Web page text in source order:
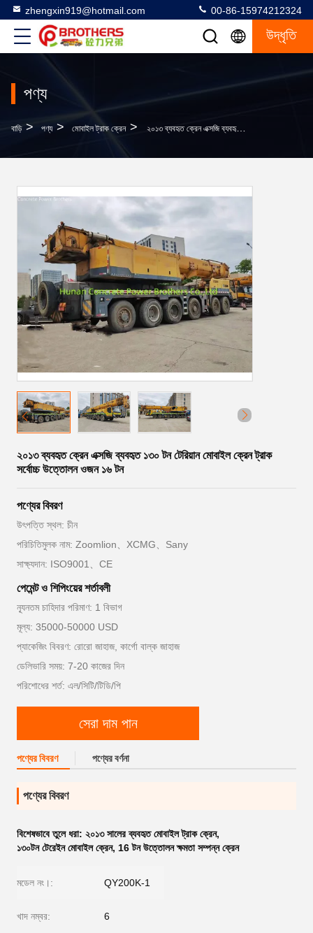
zhengxin919@hotmail.com 00-86-15974212324
উদ্ধৃতি
পণ্য
বাড়ি > পণ্য > মোবাইল ট্রাক ক্রেন > ২০১৩ ব্যবহৃত ক্রেন এক্সজি ব্যবহৃত ১৩০ টন টেরিয়ান মোবাইল ক্রেন ট্রাক সর্বোচ্চ উত্তোলন ওজন ১৬ টন
২০১৩ ব্যবহৃত ক্রেন এক্সজি ব্যবহৃত ১৩০ টন টেরিয়ান মোবাইল ক্রেন ট্রাক
সর্বোচ্চ উত্তোলন ওজন ১৬ টন
পণ্যের বিবরণ
উৎপত্তি স্থল: চীন
পরিচিতিমুলক নাম: Zoomlion、XCMG、Sany
সাক্ষ্যদান: ISO9001、CE
পেমেন্ট ও শিপিংয়ের শর্তাবলী
ন্যূনতম চাহিদার পরিমাণ: 1 বিভাগ
মূল্য: 35000-50000 USD
প্যাকেজিং বিবরণ: রোরো জাহাজ, কার্গো বাল্ক জাহাজ
ডেলিভারি সময়: 7-20 কাজের দিন
পরিশোধের শর্ত: এল/সিটি/টিডি/পি
সেরা দাম পান
পণ্যের বিবরণ পণ্যের বর্ণনা
পণ্যের বিবরণ
বিশেষভাবে তুলে ধরা: ২০১৩ সালের ব্যবহৃত মোবাইল ট্রাক ক্রেন,
১৩০টন টেরেইন মোবাইল ক্রেন, 16 টন উত্তোলন ক্ষমতা সম্পন্ন ক্রেন
মডেল নং।: QY200K-1
খাদ নম্বর: 6